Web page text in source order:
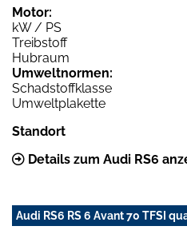
Motor:
kW / PS
Treibstoff
Hubraum
Umweltnormen:
Schadstoffklasse
Umweltplakette
Standort
Details zum Audi RS6
Audi RS6 RS 6 Avant 70 TFSI